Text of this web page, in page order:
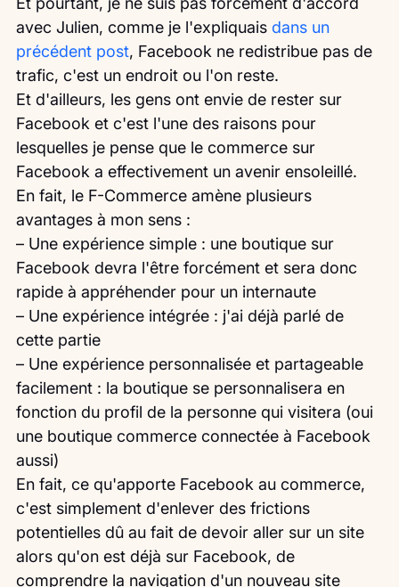
avec Julien, comme je l'expliquais dans un
précédent post, Facebook ne redistribue pas de
trafic, c'est un endroit ou l'on reste.
Et d'ailleurs, les gens ont envie de rester sur
Facebook et c'est l'une des raisons pour
lesquelles je pense que le commerce sur
Facebook a effectivement un avenir ensoleillé.
En fait, le F-Commerce amène plusieurs
avantages à mon sens :
– Une expérience simple : une boutique sur
Facebook devra l'être forcément et sera donc
rapide à appréhender pour un internaute
– Une expérience intégrée : j'ai déjà parlé de
cette partie
– Une expérience personnalisée et partageable
facilement : la boutique se personnalisera en
fonction du profil de la personne qui visitera (oui
une boutique commerce connectée à Facebook
aussi)
En fait, ce qu'apporte Facebook au commerce,
c'est simplement d'enlever des frictions
potentielles dû au fait de devoir aller sur un site
alors qu'on est déjà sur Facebook, de
comprendre la navigation d'un nouveau site